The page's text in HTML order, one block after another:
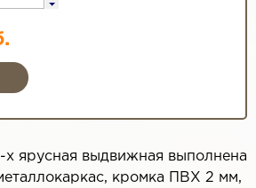
х ярусная выдвижная выполнена
кромка ПВХ 2 мм,